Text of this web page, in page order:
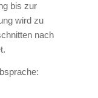
bis zur
wird zu
nach